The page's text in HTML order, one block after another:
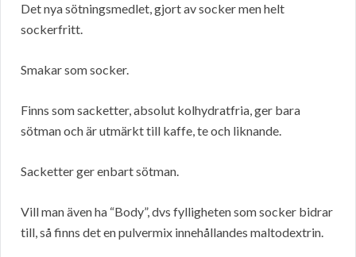
Det nya sötningsmedlet, gjort av socker men helt
sockerfritt.
Smakar som socker.
Finns som sacketter, absolut kolhydratfria, ger bara
sötman och är utmärkt till kaffe, te och liknande.
Sacketter ger enbart sötman.
Vill man även ha “Body”, dvs fylligheten som socker bidrar
till, så finns det en pulvermix innehållandes maltodextrin.